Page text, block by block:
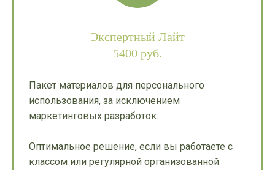
Экспертный Лайт
5400 руб.
Пакет материалов для персонального
использования, за исключением
маркетинговых разработок.
Оптимальное решение, если вы работаете с
классом или регулярной организованной